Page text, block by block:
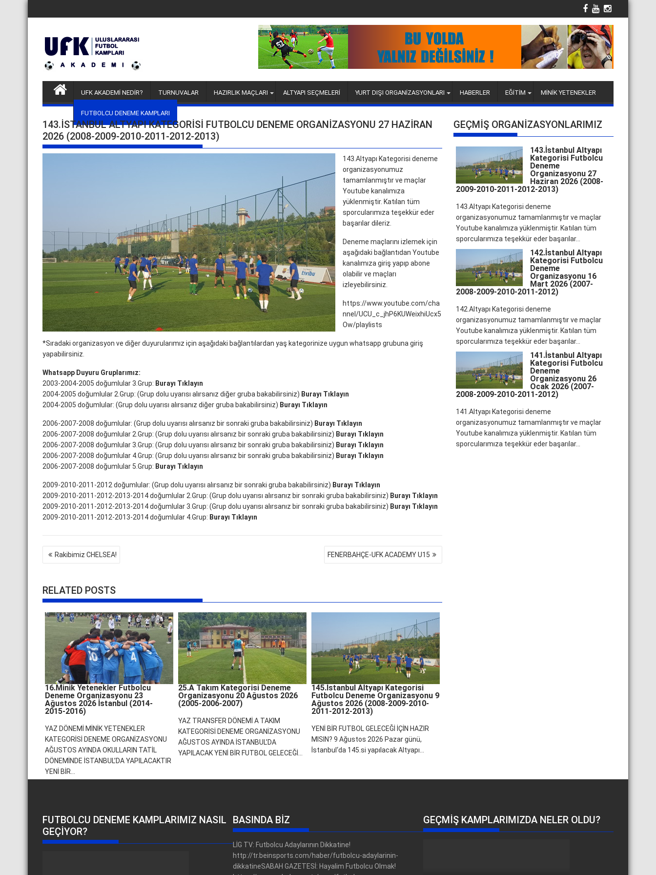
UFK AKADEMİ NEDİR? TURNUVALAR HAZIRLIK MAÇLARI ALTYAPI SEÇMELERİ YURT DIŞI ORGANİZASYONLARI HABERLER EĞİTİM MİNİK YETENEKLER
FUTBOLCU DENEME KAMPLARI
143.İSTANBUL ALTYAPI KATEGORISI FUTBOLCU DENEME ORGANIZASYONU 27 HAZIRAN
2026 (2008-2009-2010-2011-2012-2013)
143.Altyapı Kategorisi deneme
organizasyonumuz
tamamlanmıştır ve maçlar
Youtube kanalımıza
yüklenmiştir. Katılan tüm
sporcularımıza teşekkür eder
başarılar dileriz.
Deneme maçlarını izlemek için
aşağıdaki bağlantıdan Youtube
kanalımıza giriş yapıp abone
olabilir ve maçları
izleyebilirsiniz.
https://www.youtube.com/cha
nnel/UCU_c_jhP6KUWeixhiUcx5
Ow/playlists
*Sıradaki organizasyon ve diğer duyurularımız için aşağıdaki bağlantılardan yaş kategorinize uygun whatsapp grubuna giriş
yapabilirsiniz.
Whatsapp Duyuru Gruplarımız:
2003-2004-2005 doğumlular 3.Grup: Burayı Tıklayın
2004-2005 doğumlular 2.Grup: (Grup dolu uyarısı alırsanız diğer gruba bakabilirsiniz) Burayı Tıklayın
2004-2005 doğumlular: (Grup dolu uyarısı alırsanız diğer gruba bakabilirsiniz) Burayı Tıklayın
2006-2007-2008 doğumlular: (Grup dolu uyarısı alırsanız bir sonraki gruba bakabilirsiniz) Burayı Tıklayın
2006-2007-2008 doğumlular 2.Grup: (Grup dolu uyarısı alırsanız bir sonraki gruba bakabilirsiniz) Burayı Tıklayın
2006-2007-2008 doğumlular 3.Grup: (Grup dolu uyarısı alırsanız bir sonraki gruba bakabilirsiniz) Burayı Tıklayın
2006-2007-2008 doğumlular 4.Grup: (Grup dolu uyarısı alırsanız bir sonraki gruba bakabilirsiniz) Burayı Tıklayın
2006-2007-2008 doğumlular 5.Grup: Burayı Tıklayın
2009-2010-2011-2012 doğumlular: (Grup dolu uyarısı alırsanız bir sonraki gruba bakabilirsiniz) Burayı Tıklayın
2009-2010-2011-2012-2013-2014 doğumlular 2.Grup: (Grup dolu uyarısı alırsanız bir sonraki gruba bakabilirsiniz) Burayı Tıklayın
2009-2010-2011-2012-2013-2014 doğumlular 3.Grup: (Grup dolu uyarısı alırsanız bir sonraki gruba bakabilirsiniz) Burayı Tıklayın
2009-2010-2011-2012-2013-2014 doğumlular 4.Grup: Burayı Tıklayın
Yazı
gezinmesi
Rakibimiz CHELSEA! FENERBAHÇE-UFK ACADEMY U15
RELATED POSTS
16.Minik Yetenekler Futbolcu
Deneme Organizasyonu 23
Ağustos 2026 İstanbul (2014-
2015-2016)
YAZ DÖNEMİ MİNİK YETENEKLER
KATEGORİSİ DENEME ORGANİZASYONU
AĞUSTOS AYINDA OKULLARIN TATİL
DÖNEMİNDE İSTANBUL’DA YAPILACAKTIR
YENİ BİR...
25.A Takım Kategorisi Deneme
Organizasyonu 20 Ağustos 2026
(2005-2006-2007)
YAZ TRANSFER DÖNEMİ A TAKIM
KATEGORİSİ DENEME ORGANİZASYONU
AĞUSTOS AYINDA İSTANBUL’DA
YAPILACAK YENİ BİR FUTBOL GELECEĞİ...
145.İstanbul Altyapı Kategorisi
Futbolcu Deneme Organizasyonu 9
Ağustos 2026 (2008-2009-2010-
2011-2012-2013)
YENİ BİR FUTBOL GELECEĞİ İÇİN HAZIR
MISIN? 9 Ağustos 2026 Pazar günü,
İstanbul‘da 145.si yapılacak Altyapı...
GEÇMİŞ ORGANİZASYONLARIMIZ
143.İstanbul Altyapı
Kategorisi Futbolcu
Deneme
Organizasyonu 27
Haziran 2026 (2008-
2009-2010-2011-2012-2013)
143.Altyapı Kategorisi deneme
organizasyonumuz tamamlanmıştır ve maçlar
Youtube kanalımıza yüklenmiştir. Katılan tüm
sporcularımıza teşekkür eder başarılar...
142.İstanbul Altyapı
Kategorisi Futbolcu
Deneme
Organizasyonu 16
Mart 2026 (2007-
2008-2009-2010-2011-2012)
142.Altyapı Kategorisi deneme
organizasyonumuz tamamlanmıştır ve maçlar
Youtube kanalımıza yüklenmiştir. Katılan tüm
sporcularımıza teşekkür eder başarılar...
141.İstanbul Altyapı
Kategorisi Futbolcu
Deneme
Organizasyonu 26
Ocak 2026 (2007-
2008-2009-2010-2011-2012)
141.Altyapı Kategorisi deneme
organizasyonumuz tamamlanmıştır ve maçlar
Youtube kanalımıza yüklenmiştir. Katılan tüm
sporcularımıza teşekkür eder başarılar...
FUTBOLCU DENEME KAMPLARIMIZ NASIL
GEÇIYOR?
BASINDA BİZ
LİG TV: Futbolcu Adaylarının Dikkatine!
http://tr.beinsports.com/haber/futbolcu-adaylarinin-
dikkatineSABAH GAZETESİ: Hayalim Futbolcu Olmak!
GEÇMIŞ KAMPLARIMIZDA NELER OLDU?